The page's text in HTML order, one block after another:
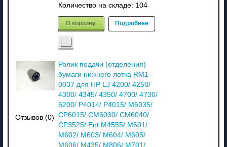
Количество на складе: 104
В корзину Подробнее
Отзывов (0)
Ролик подачи (отделения)
бумаги нижнего лотка RM1-
0037 для HP LJ 4200/ 4250/
4300/ 4345/ 4350/ 4700/ 4730/
5200/ P4014/ P4015/ M5035/
CP6015/ CM6030/ CM6040/
CP3525/ Ent M4555/ M601/
M602/ M603/ M604/ M605/
M606/ M435/ M806/ M701/